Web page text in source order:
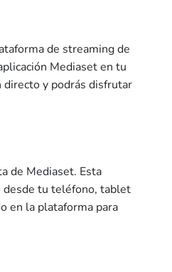
de streaming de
Mediaset en tu
directo y podrás disfrutar
de Mediaset. Esta
desde tu teléfono, tablet
en la plataforma para